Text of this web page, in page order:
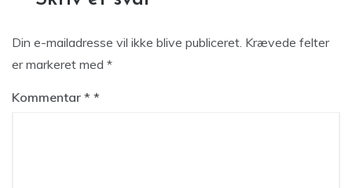
Din e-mailadresse vil ikke blive publiceret. Krævede felter
er markeret med *
Kommentar *